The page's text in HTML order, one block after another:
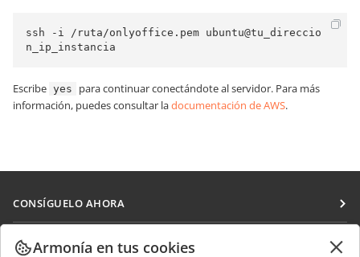
ssh -i /ruta/onlyoffice.pem ubuntu@tu_direccio
n_ip_instancia
Escribe yes
para continuar conectándote al servidor. Para más
información, puedes consultar ladocumentación de AWS.
CONSÍGUELO AHORA
Docs
COLABORAR
Armonía en tus cookies